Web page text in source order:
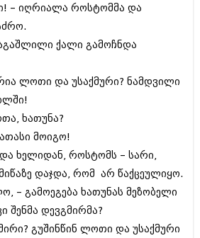
(208)
(286)
(247)
(342)
(290)
(394)
(248)
(313)
(366)
(313)
(290)
(413)
(318)
(297)
(365)
– იღრიალა როსტომმა და
ქალი გამოჩნდა
ლოთი და უსაქმური? ნამდვილი
ხათუნა?
მოიგო!
ხელიდან, როსტომს – სარი,
დაჯდა, რომ არ წაქცეულიყო.
– გამოეგება ხათუნას მეზობელი
შენმა დევგმირმა?
გუშინწინ ლოთი და უსაქმური